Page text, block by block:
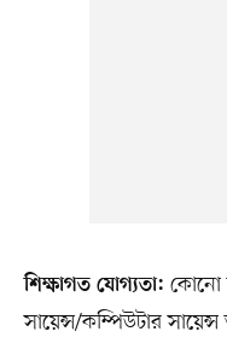
শিক্ষাগত যোগ্যতা: কোনো
সায়েন্স/কম্পিউটার সায়েন্স